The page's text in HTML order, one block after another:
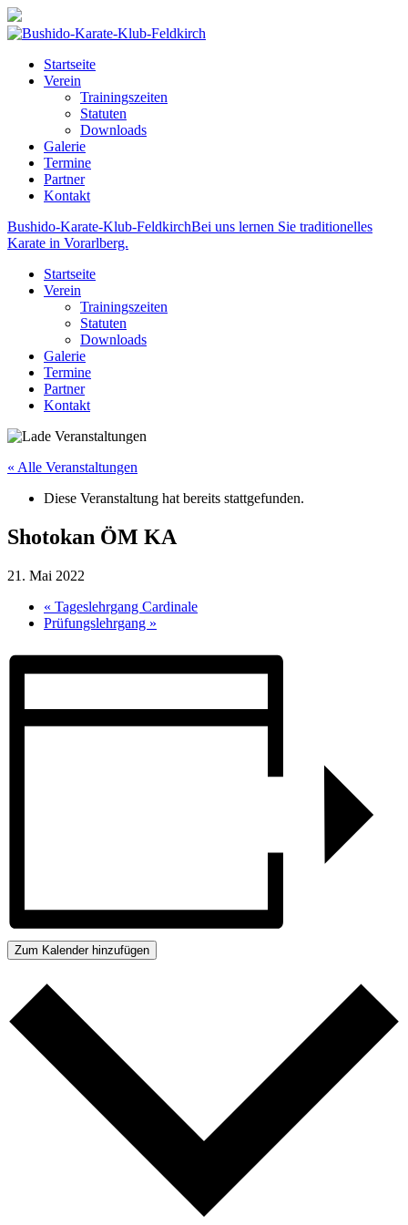
Startseite
Verein
Trainingszeiten
Statuten
Downloads
Galerie
Termine
Partner
Kontakt
Bushido-Karate-Klub-FeldkirchBei uns lernen Sie traditionelles
Karate in Vorarlberg.
Startseite
Verein
Trainingszeiten
Statuten
Downloads
Galerie
Termine
Partner
Kontakt
« Alle Veranstaltungen
Diese Veranstaltung hat bereits stattgefunden.
Shotokan ÖM KA
21. Mai 2022
« Tageslehrgang Cardinale
Prüfungslehrgang »
Zum Kalender hinzufügen